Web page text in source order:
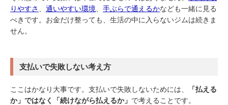
りやすさ
通いやすい環境 手ぶらで通えるかなども一緒に見る
べきです。お金だけ整っても、生活の中に入らないジムは続きま
せん。
支払いで失敗しない考え方
ここはかなり大事です。支払いで失敗しないためには、
「払える
か」ではなく「続けながら払えるか」 で考えることです。